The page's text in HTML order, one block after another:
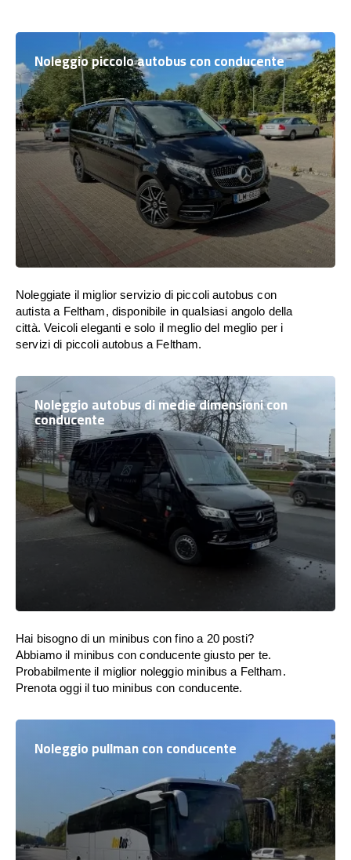
Noleggio piccolo autobus con conducente
Noleggiate il miglior servizio di piccoli autobus con
autista a Feltham, disponibile in qualsiasi angolo della
città. Veicoli eleganti e solo il meglio del meglio per i
servizi di piccoli autobus a Feltham.
Noleggio autobus di medie dimensioni con
conducente
Hai bisogno di un minibus con fino a 20 posti?
Abbiamo il minibus con conducente giusto per te.
Probabilmente il miglior noleggio minibus a Feltham.
Prenota oggi il tuo minibus con conducente.
Noleggio pullman con conducente